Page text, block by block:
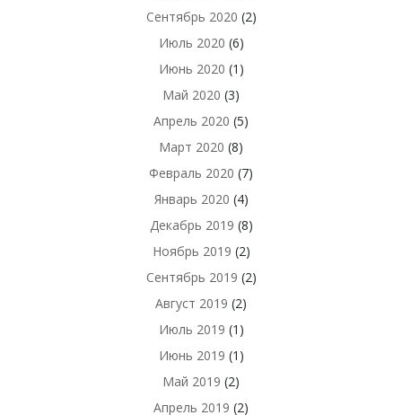
Сентябрь 2020 (2)
Июль 2020 (6)
Июнь 2020 (1)
Май 2020 (3)
Апрель 2020 (5)
Март 2020 (8)
Февраль 2020 (7)
Январь 2020 (4)
Декабрь 2019 (8)
Ноябрь 2019 (2)
Сентябрь 2019 (2)
Август 2019 (2)
Июль 2019 (1)
Июнь 2019 (1)
Май 2019 (2)
Апрель 2019 (2)